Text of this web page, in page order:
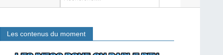
Les contenus du moment